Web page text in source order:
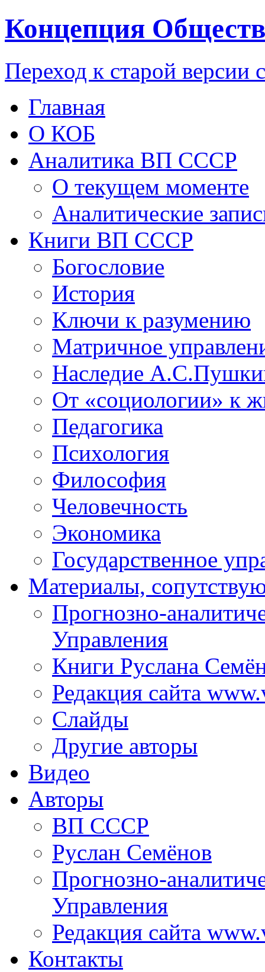
Концепция
Переход к старой версии
Главная
О КОБ
Аналитика ВП СССР
О текущем моменте
Аналитические
Книги ВП СССР
Богословие
История
Ключи к разумению
Матричное
Наследие
От «социологии» к
Педагогика
Психология
Философия
Человечность
Экономика
Государственное
Материалы,
Прогнозно-
Управления
Книги Руслана
Редакция сайта
Слайды
Другие авторы
Видео
Авторы
ВП СССР
Руслан Семёнов
Прогнозно-
Управления
Редакция сайта
Контакты